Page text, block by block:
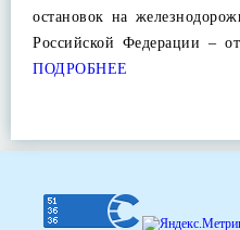
остановок на
Российской Федерации –
ПОДРОБНЕЕ